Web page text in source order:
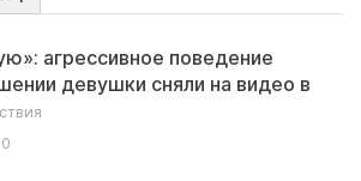
агрессивное поведение
девушки сняли на видео в
0